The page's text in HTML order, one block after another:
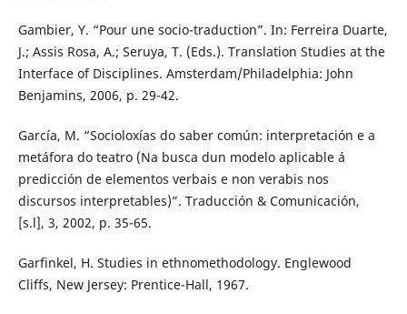
Gambier, Y. “Pour une socio-traduction”. In: Ferreira Duarte,
J.; Assis Rosa, A.; Seruya, T. (Eds.). Translation Studies at the
Interface of Disciplines. Amsterdam/Philadelphia: John
Benjamins, 2006, p. 29-42.
García, M. “Socioloxías do saber común: interpretación e a
metáfora do teatro (Na busca dun modelo aplicable á
predicción de elementos verbais e non verabis nos
discursos interpretables)”. Traducción & Comunicación,
[s.l], 3, 2002, p. 35-65.
Garfinkel, H. Studies in ethnomethodology. Englewood
Cliffs, New Jersey: Prentice-Hall, 1967.